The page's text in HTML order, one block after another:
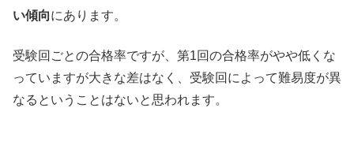
い傾向にあります。
受験回ごとの合格率ですが、第1回の合格率がやや低くな
っていますが大きな差はなく、受験回によって難易度が異
なるということはないと思われます。